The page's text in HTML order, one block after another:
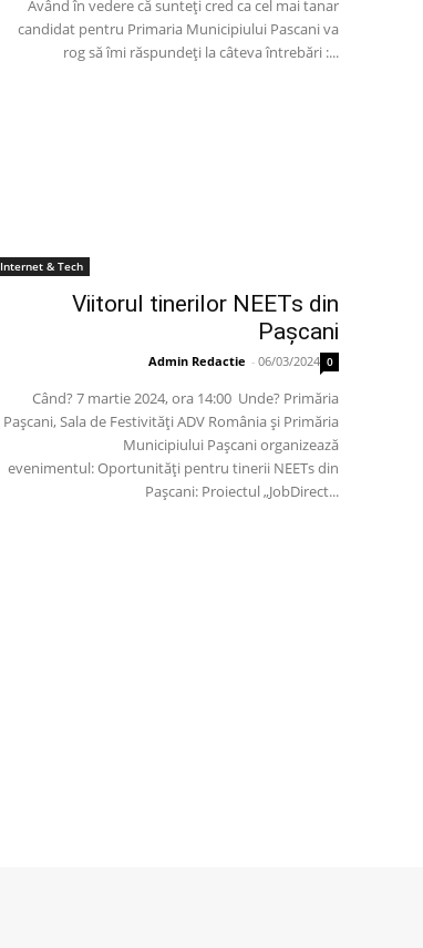
Având în vedere că sunteți cred ca cel mai tanar
candidat pentru Primaria Municipiului Pascani va
rog să îmi răspundeți la câteva întrebări :...
Internet & Tech
Viitorul tinerilor NEETs din
Pașcani
Admin Redactie - 06/03/2024 0
Când? 7 martie 2024, ora 14:00 Unde? Primăria
Pașcani, Sala de Festivități ADV România și Primăria
Municipiului Pașcani organizează
evenimentul: Oportunități pentru tinerii NEETs din
Pașcani: Proiectul „JobDirect...